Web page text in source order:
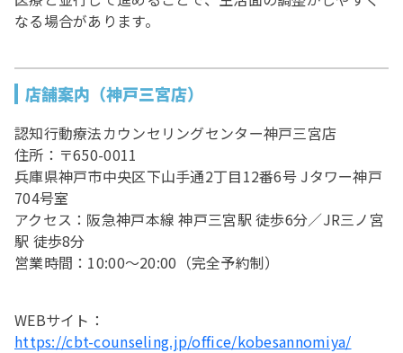
なる場合があります。
店舗案内（神戸三宮店）
認知行動療法カウンセリングセンター神戸三宮店
住所：〒650-0011
兵庫県神戸市中央区下山手通2丁目12番6号 Jタワー神戸
704号室
アクセス：阪急神戸本線 神戸三宮駅 徒歩6分／JR三ノ宮
駅 徒歩8分
営業時間：10:00〜20:00（完全予約制）
WEBサイト：
https://cbt-counseling.jp/office/kobesannomiya/